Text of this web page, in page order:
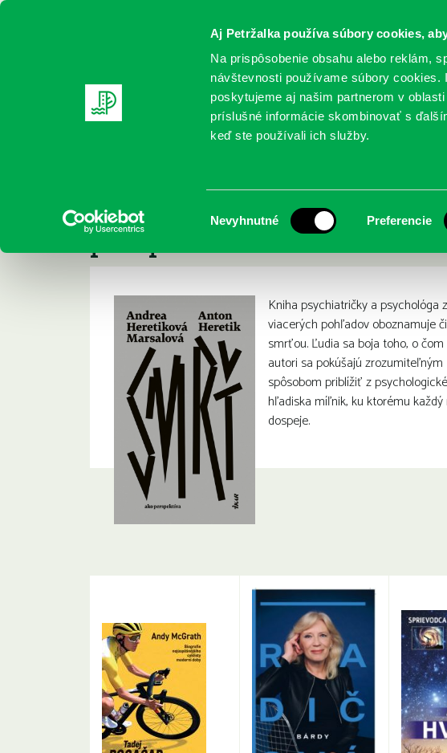
Aj Petržalka používa súbory cookies,
Na prispôsobenie obsahu alebo reklám,
návštevnosti používame súbory
poskytujeme aj našim partnerom v
príslušné informácie skombinovať s
keď ste používali ich služby.
súhlasu
Nevyhnutné Preferencie
REGISTRUJTE SA ONLINE KATALÓGY
Heretik, Anton;
perspektíva
Kniha psychiatričky a psychológa z
viacerých pohľadov oboznamuje
smrťou. Ľudia sa boja toho, o
autori sa pokúšajú zrozumiteľným
spôsobom priblížiť z
hľadiska míľnik, ku ktorému každý
dospeje.